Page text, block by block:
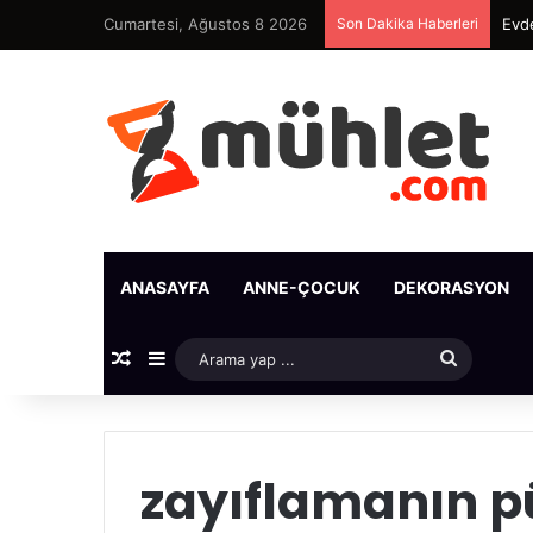
Cumartesi, Ağustos 8 2026 Son Dakika Haberleri
ANASAYFA ANNE-ÇOCUK DEKORASYON
Rastgele Makale
Kenar Bölmesi
yap
zayıflamanın